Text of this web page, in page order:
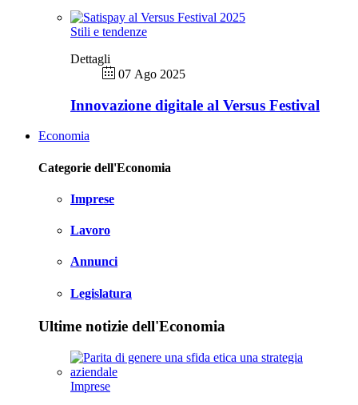
Stili e tendenze
Dettagli
07 Ago 2025
Innovazione digitale al Versus Festival
Economia
Categorie dell'Economia
Imprese
Lavoro
Annunci
Legislatura
Ultime notizie dell'Economia
Imprese